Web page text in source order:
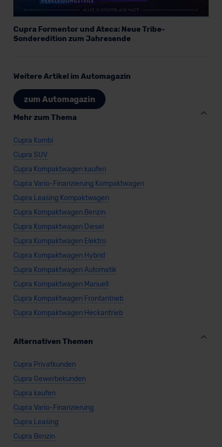
Cupra Formentor und Ateca: Neue Tribe-
Sonderedition zum Jahresende
Weitere Artikel im Automagazin
zum Automagazin
Mehr zum Thema
Cupra Kombi
Cupra SUV
Cupra Kompaktwagen kaufen
Cupra Vario-Finanzierung Kompaktwagen
Cupra Leasing Kompaktwagen
Cupra Kompaktwagen Benzin
Cupra Kompaktwagen Diesel
Cupra Kompaktwagen Elektro
Cupra Kompaktwagen Hybrid
Cupra Kompaktwagen Automatik
Cupra Kompaktwagen Manuell
Cupra Kompaktwagen Frontantrieb
Cupra Kompaktwagen Heckantrieb
Alternativen Themen
Cupra Privatkunden
Cupra Gewerbekunden
Cupra kaufen
Cupra Vario-Finanzierung
Cupra Leasing
Cupra Benzin